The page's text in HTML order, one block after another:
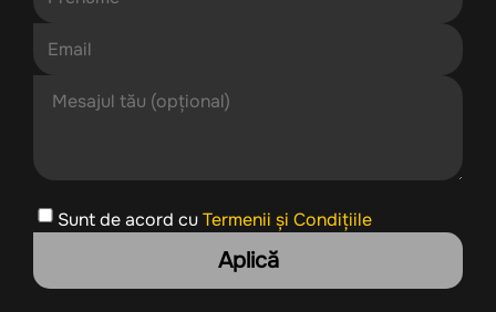
Sunt de acord cuTermenii și Condițiile
Aplică